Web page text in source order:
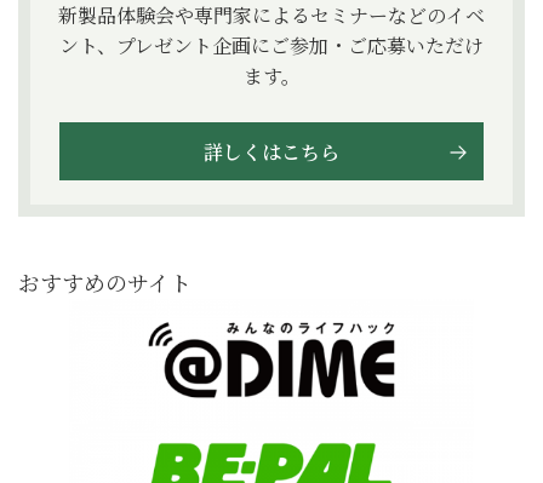
新製品体験会や専門家によるセミナーなどのイベ
ント、プレゼント企画にご参加・ご応募いただけ
ます。
詳しくはこちら
おすすめのサイト